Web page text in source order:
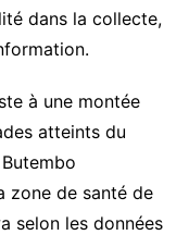
dans la collecte,
à une montée
atteints du
zone de santé de
selon les données